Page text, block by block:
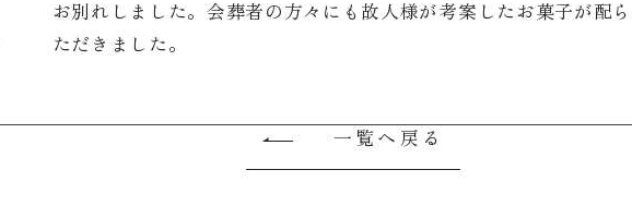
お別れしました。会葬者の方々にも故人様が考案したお菓子が配
ただきました。
一覧へ戻る